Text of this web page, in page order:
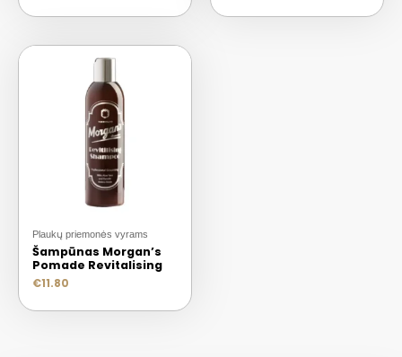
Plaukų priemonės vyrams
Šampūnas Morgan’s
Pomade Revitalising
€11.80